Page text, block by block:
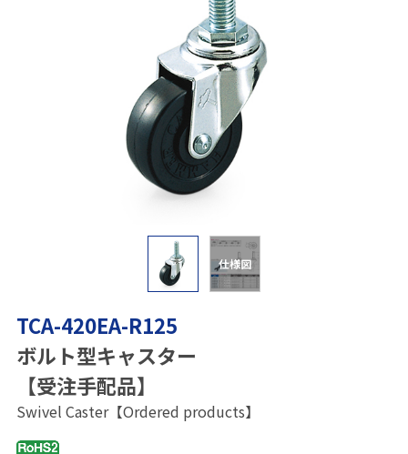
仕様図
TCA-420EA-R125
ボルト型キャスター
【受注手配品】
Swivel Caster【Ordered products】